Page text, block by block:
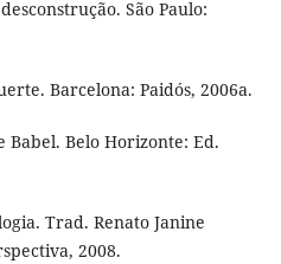
São Paulo:
Barcelona: Paidós, 2006a.
Babel. Belo Horizonte: Ed.
Trad. Renato Janine
2008.